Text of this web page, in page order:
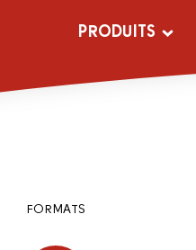
PRODUITS
FORMATS